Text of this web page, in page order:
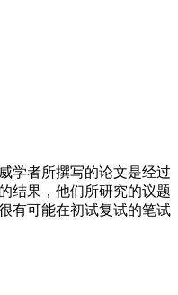
学者所撰写的论文是经过
结果，他们所研究的议题
有可能在初试复试的笔试